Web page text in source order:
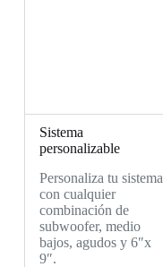
Sistema
personalizable
Personaliza tu sistema
con cualquier
combinación de
subwoofer, medio
bajos, agudos y 6″x
9″.